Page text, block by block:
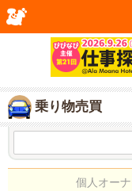
乗り物売買
個人オー